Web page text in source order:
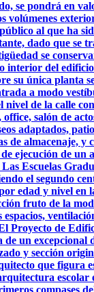
se pondrá en
volúmenes
al que ha
dado que se
se
interior del
su única planta
a modo
nivel de la calle
salón de
adaptados,
de almacenaje, y
ejecución de un
Escuelas
el segundo
edad y nivel en
fruto de la
Proyecto de
de un excepcional
y sección
que figura
escolar